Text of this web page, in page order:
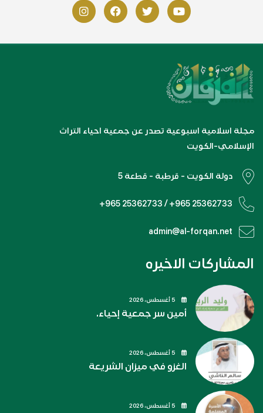
مجلة اسلامية اسبوعية تصدر عن جمعية احياء التراث
الإسلامي-الكويت
دولة الكويت - قرطبة - قطعة 5
+965 25362733 / +965 25362733
admin@al-forqan.net
المشاركات الاخيره
أمين سر جمعية إحياء.
الغزو في ميزان الشريعة